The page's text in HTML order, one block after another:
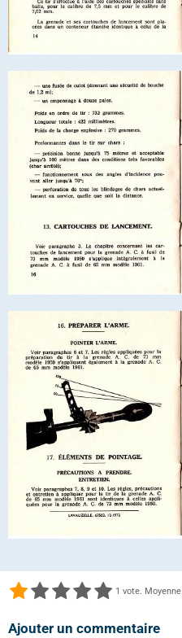
1 vote. Moyenne
Ajouter un commentaire